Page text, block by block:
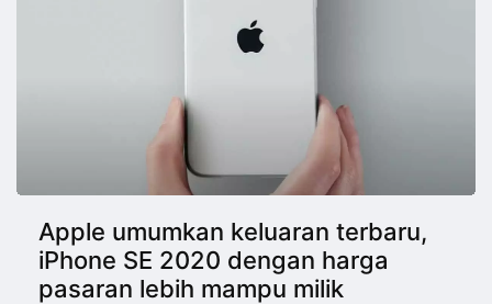
Apple umumkan keluaran terbaru,
iPhone SE 2020 dengan harga
pasaran lebih mampu milik